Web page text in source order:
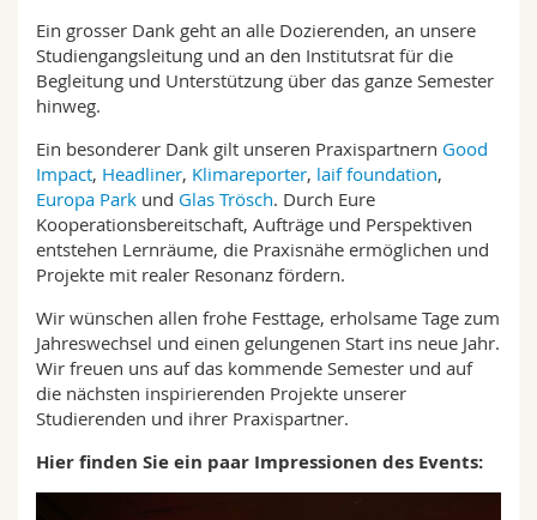
Ein grosser Dank geht an alle Dozierenden, an unsere
Studiengangsleitung und an den Institutsrat für die
Begleitung und Unterstützung über das ganze Semester
hinweg.
Ein besonderer Dank gilt unseren Praxispartnern Good
Impact, Headliner, Klimareporter, laif foundation,
Europa Park und Glas Trösch. Durch Eure
Kooperationsbereitschaft, Aufträge und Perspektiven
entstehen Lernräume, die Praxisnähe ermöglichen und
Projekte mit realer Resonanz fördern.
Wir wünschen allen frohe Festtage, erholsame Tage zum
Jahreswechsel und einen gelungenen Start ins neue Jahr.
Wir freuen uns auf das kommende Semester und auf
die nächsten inspirierenden Projekte unserer
Studierenden und ihrer Praxispartner.
Hier finden Sie ein paar Impressionen des Events: